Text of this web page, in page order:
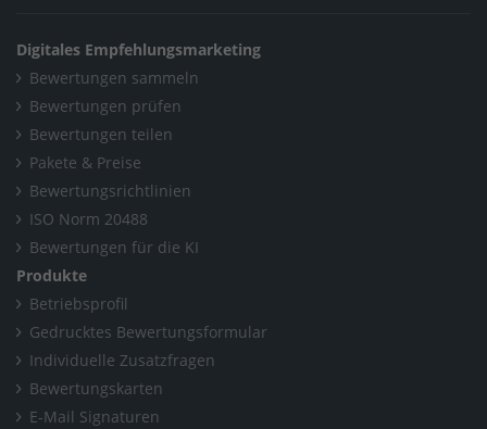
Digitales Empfehlungsmarketing
Bewertungen sammeln
Bewertungen prüfen
Bewertungen teilen
Pakete & Preise
Bewertungsrichtlinien
ISO Norm 20488
Bewertungen für die KI
Produkte
Betriebsprofil
Gedrucktes Bewertungsformular
Individuelle Zusatzfragen
Bewertungskarten
E-Mail Signaturen